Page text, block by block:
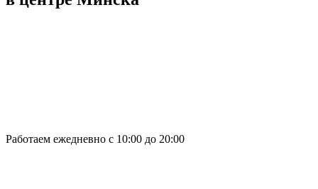
Работаем ежедневно с 10:00 до 20:00